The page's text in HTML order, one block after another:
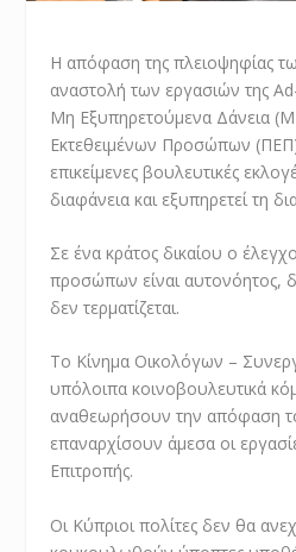
Η απόφαση της πλειοψηφίας
αναστολή των εργασιών της
Μη Εξυπηρετούμενα Δάνεια
Εκτεθειμένων Προσώπων
επικείμενες βουλευτικές
διαφάνεια και εξυπηρετεί τη
Σε ένα κράτος δικαίου ο
προσώπων είναι αυτονόητος,
δεν τερματίζεται.
Το Κίνημα Οικολόγων –
υπόλοιπα κοινοβουλευτικά
αναθεωρήσουν την απόφαση
επαναρχίσουν άμεσα οι
Επιτροπής.
Οι Κύπριοι πολίτες δεν θα